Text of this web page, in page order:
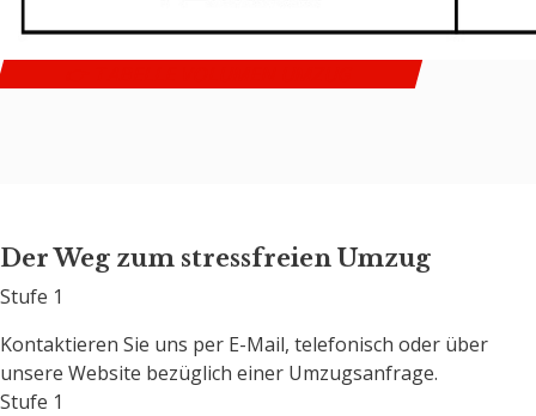
Der Weg zum stressfreien Umzug
Stufe 1
Kontaktieren Sie uns per E-Mail, telefonisch oder über
unsere Website bezüglich einer Umzugsanfrage.
Stufe 1